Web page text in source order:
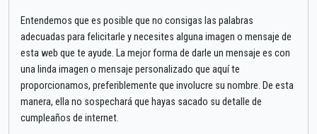
Entendemos que es posible que no consigas las palabras
adecuadas para felicitarle y necesites alguna imagen o mensaje de
esta web que te ayude. La mejor forma de darle un mensaje es con
una linda imagen o mensaje personalizado que aquí te
proporcionamos, preferiblemente que involucre su nombre. De esta
manera, ella no sospechará que hayas sacado su detalle de
cumpleaños de internet.